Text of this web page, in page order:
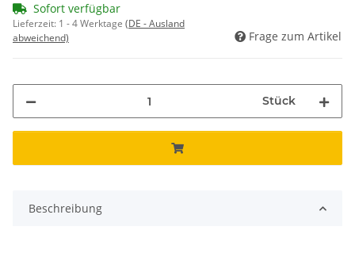
Sofort verfügbar
Lieferzeit: 1 - 4 Werktage (DE - Ausland
abweichend)
Frage zum Artikel
Stück
Beschreibung